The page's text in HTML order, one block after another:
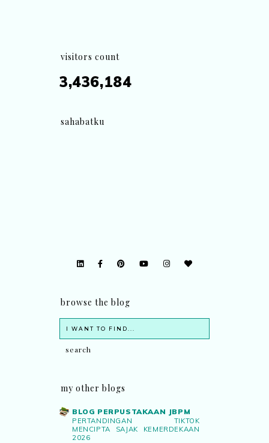
visitors count
3,436,184
sahabatku
browse the blog
my other blogs
BLOG PERPUSTAKAAN JBPM
PERTANDINGAN TIKTOK
MENCIPTA SAJAK KEMERDEKAAN
2026